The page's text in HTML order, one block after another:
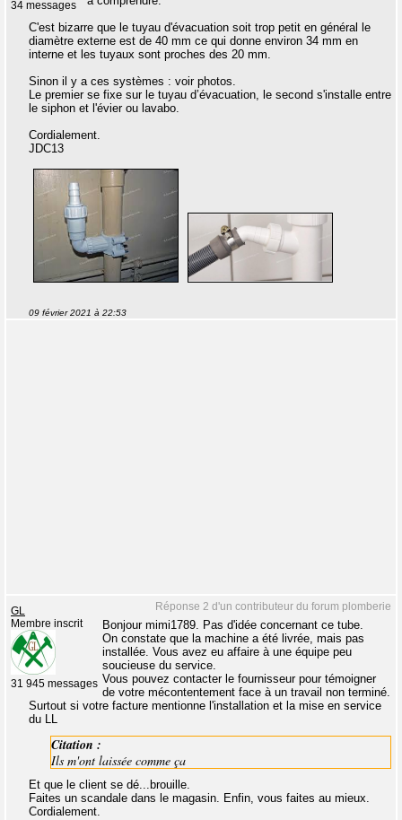
34 messages
C'est bizarre que le tuyau d'évacuation soit trop petit en général le
diamètre externe est de 40 mm ce qui donne environ 34 mm en
interne et les tuyaux sont proches des 20 mm.
Sinon il y a ces systèmes : voir photos.
Le premier se fixe sur le tuyau d’évacuation, le second s'installe entre
le siphon et l'évier ou lavabo.
Cordialement.
JDC13
09 février 2021 à 22:53
Réponse 2 d'un contributeur du forum plomberie
GL
Membre inscrit
31 945 messages
Bonjour mimi1789. Pas d'idée concernant ce tube.
On constate que la machine a été livrée, mais pas
installée. Vous avez eu affaire à une équipe peu
soucieuse du service.
Vous pouvez contacter le fournisseur pour témoigner
de votre mécontentement face à un travail non terminé.
Surtout si votre facture mentionne l'installation et la mise en service
du LL
Citation :
Ils m'ont laissée comme ça
Et que le client se dé...brouille.
Faites un scandale dans le magasin. Enfin, vous faites au mieux.
Cordialement.